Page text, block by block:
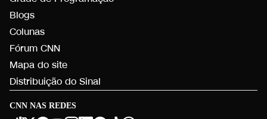
CNN NAS REDES
Blogs
Colunas
Fórum CNN
Mapa do site
Distribuição do Sinal